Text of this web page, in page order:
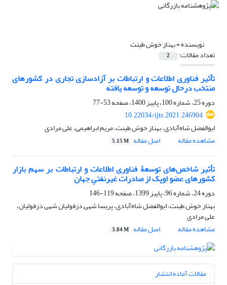
نویسنده =بهناز خوش طینت
تعداد مقالات: 2
تأثیر فناوری اطلاعات و ارتباطات بر آزادسازی تجاری در کشورهای
منتخب درحال توسعه و توسعه یافته
دوره 25، شماره 100، پاییز 1400، صفحه
53-77
10.22034/ijts.2021.246904
ابوالفضل شاه‌آبادی، بهناز خوش طینت، مریم ابراهیمی، علی مرادی
مشاهده مقاله
اصل مقاله 5.15 M
تأثیر شاخص‌های توسعۀ فناوری اطلاعات و ارتباطات بر سهم بازار
کشورهای عضو اوپک از صادرات غیرنفتیِ جهان
دوره 24، شماره 96، پاییز 1399، صفحه
119-146
بهناز خوش طینت، ابوالفضل شاه‌آبادی، پریسا شهی دزفولیان شهی دزفولیان،
علی مرادی
مشاهده مقاله
اصل مقاله 3.84 M
مقالات آماده انتشار